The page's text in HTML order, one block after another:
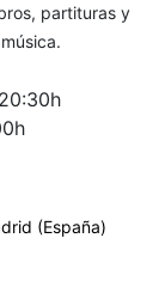
partituras y
(España)